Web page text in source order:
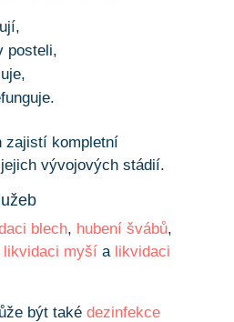
posteli,
zajistí kompletní
vývojových stádií.
blech, hubení švábů,
likvidaci myšía likvidaci
být také dezinfekce